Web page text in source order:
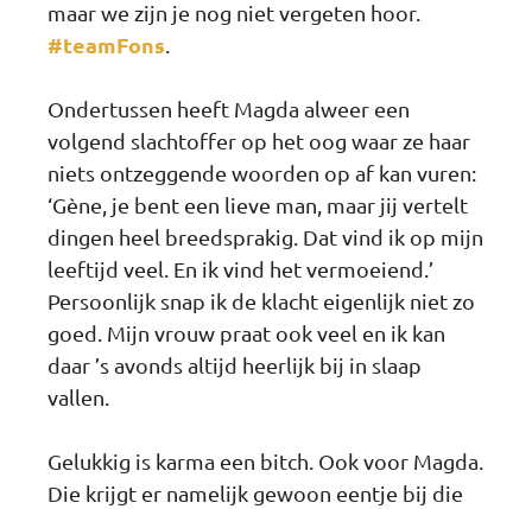
maar we zijn je nog niet vergeten hoor.
#teamFons
Ondertussen heeft Magda alweer een
volgend slachtoffer op het oog waar ze haar
niets ontzeggende woorden op af kan vuren:
‘Gène, je bent een lieve man, maar jij vertelt
dingen heel breedsprakig. Dat vind ik op mijn
leeftijd veel. En ik vind het vermoeiend.’
Persoonlijk snap ik de klacht eigenlijk niet zo
goed. Mijn vrouw praat ook veel en ik kan
daar ’s avonds altijd heerlijk bij in slaap
vallen.
Gelukkig is karma een bitch. Ook voor Magda.
Die krijgt er namelijk gewoon eentje bij die